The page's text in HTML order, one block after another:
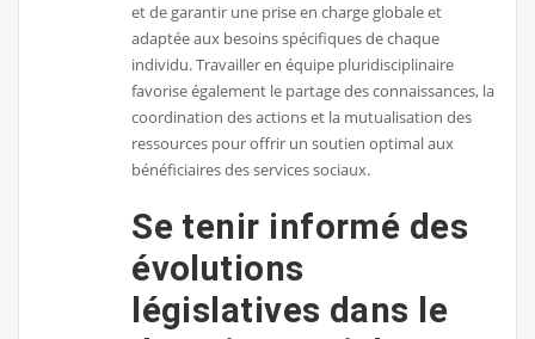
et de garantir une prise en charge globale et
adaptée aux besoins spécifiques de chaque
individu. Travailler en équipe pluridisciplinaire
favorise également le partage des connaissances, la
coordination des actions et la mutualisation des
ressources pour offrir un soutien optimal aux
bénéficiaires des services sociaux.
Se tenir informé des
évolutions
législatives dans le